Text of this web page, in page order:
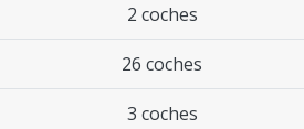
2 coches
26 coches
3 coches